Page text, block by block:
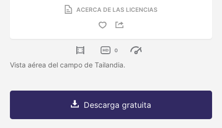
ACERCA DE LAS LICENCIAS
0
Vista aérea del campo de Tailandia.
Descarga gratuita